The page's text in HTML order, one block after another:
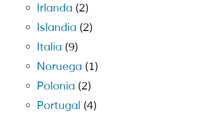
Irlanda (2)
Islandia (2)
Italia (9)
Noruega (1)
Polonia (2)
Portugal (4)